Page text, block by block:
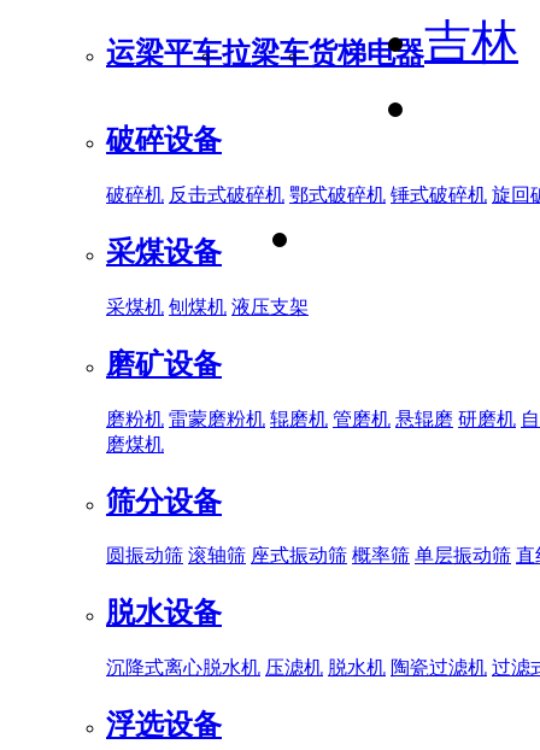
运梁平车拉梁车货梯电器
破碎设备
破碎机 反击式破碎机 鄂式破碎机 锤式破碎机 旋回
采煤设备
采煤机 刨煤机 液压支架
磨矿设备
磨粉机 雷蒙磨粉机 辊磨机 管磨机 悬辊磨 研磨机
磨煤机
筛分设备
圆振动筛 滚轴筛 座式振动筛 概率筛 单层振动筛 直
脱水设备
沉降式离心脱水机 压滤机 脱水机 陶瓷过滤机 过滤
浮选设备
吉林